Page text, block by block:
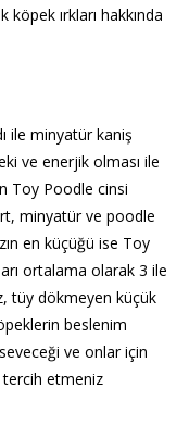
ırkları hakkında
ile minyatür kaniş
ve enerjik olması ile
Toy Poodle cinsi
minyatür ve poodle
en küçüğü ise Toy
ortalama olarak 3 ile
tüy dökmeyen küçük
beslenim
ve onlar için
tercih etmeniz